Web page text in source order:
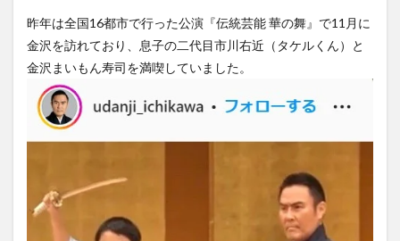
昨年は全国16都市で行った公演『伝統芸能 華の舞』で11月に
金沢を訪れており、息子の二代目市川右近（タケルくん）と
金沢まいもん寿司を満喫していました。